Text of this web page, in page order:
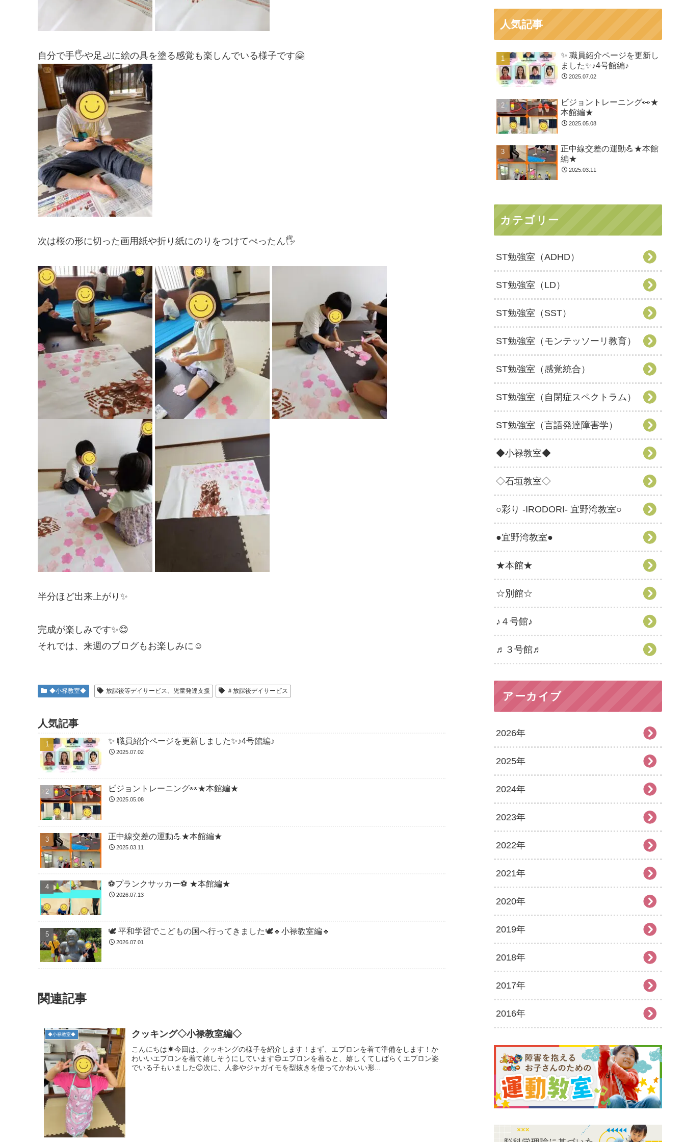
自分で手🖐️や足🦶に絵の具を塗る感覚も楽しんでいる様子です🤗
次は桜の形に切った画用紙や折り紙にのりをつけてぺったん🖐️
半分ほど出来上がり✨
完成が楽しみです✨😊
それでは、来週のブログもお楽しみに☺️
◆小禄教室◆ 放課後等デイサービス、児童発達支援 ＃放課後デイサービス
人気記事
✨ 職員紹介ページを更新しました✨♪4号館編♪
2025.07.02
ビジョントレーニング👀★本館編★
2025.05.08
正中線交差の運動💪★本館編★
2025.03.11
⚽️プランクサッカー⚽️ ★本館編★
2026.07.13
🕊️ 平和学習でこどもの国へ行ってきました🕊️🔹小禄教室編🔹
2026.07.01
関連記事
◆小禄教室◆ クッキング◇小禄教室編◇
こんにちは☀今回は、クッキングの様子を紹介します！まず、エプロンを着て準備をします！か
わいいエプロンを着て嬉しそうにしています😊エプロンを着ると、嬉しくてしばらくエプロン姿
でいる子もいました😊次に、人参やジャガイモを型抜きを使ってかわいい形...
人気記事
✨ 職員紹介ページを更新し
ました✨♪4号館編♪
2025.07.02
ビジョントレーニング👀★
本館編★
2025.05.08
正中線交差の運動💪★本館
編★
2025.03.11
カテゴリー
ST勉強室（ADHD）
ST勉強室（LD）
ST勉強室（SST）
ST勉強室（モンテッソーリ教育）
ST勉強室（感覚統合）
ST勉強室（自閉症スペクトラム）
ST勉強室（言語発達障害学）
◆小禄教室◆
◇石垣教室◇
○彩り -IRODORI- 宜野湾教室○
●宜野湾教室●
★本館★
☆別館☆
♪４号館♪
♬３号館♬
アーカイブ
2026年
2026年8月
2026年7月
2026年6月
2026年5月
2026年4月
2026年3月
2026年2月
2026年1月
2025年
2025年12月
2025年11月
2025年10月
2025年9月
2025年8月
2025年7月
2025年6月
2025年5月
2025年4月
2025年2月
2025年1月
2024年
2024年12月
2024年11月
2024年10月
2024年9月
2024年8月
2024年7月
2024年6月
2024年5月
2024年3月
2024年2月
2024年1月
2023年
2023年12月
2023年11月
2023年10月
2023年9月
2023年8月
2023年7月
2023年6月
2023年4月
2023年3月
2023年2月
2022年
2022年12月
2022年11月
2022年10月
2022年9月
2022年8月
2022年7月
2022年5月
2022年4月
2022年3月
2021年
2021年12月
2021年11月
2021年10月
2021年9月
2021年8月
2021年6月
2021年5月
2021年4月
2020年
2020年12月
2020年11月
2020年10月
2020年9月
2020年7月
2020年6月
2020年5月
2019年
2019年12月
2019年11月
2019年10月
2019年8月
2019年7月
2019年6月
2018年
2018年12月
2018年11月
2018年9月
2018年7月
2018年6月
2017年
2017年12月
2017年10月
2017年9月
2017年8月
2016年
2016年11月
2016年10月
2016年9月